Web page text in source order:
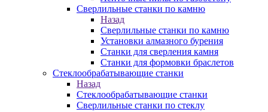
Сверлильные станки по камню
Назад
Сверлильные станки по камню
Установки алмазного бурения
Станки для сверления камня
Станки для формовки браслетов
Стеклообрабатывающие станки
Назад
Стеклообрабатывающие станки
Сверлильные станки по стеклу